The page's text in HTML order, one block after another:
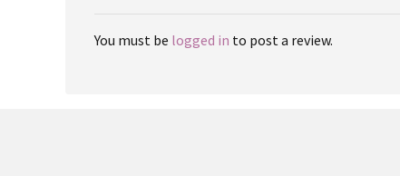
You must be logged in to post a review.